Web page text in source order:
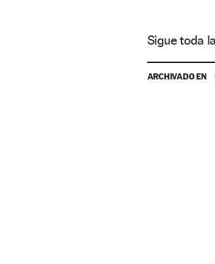
Sigue toda
ARCHIVADO EN